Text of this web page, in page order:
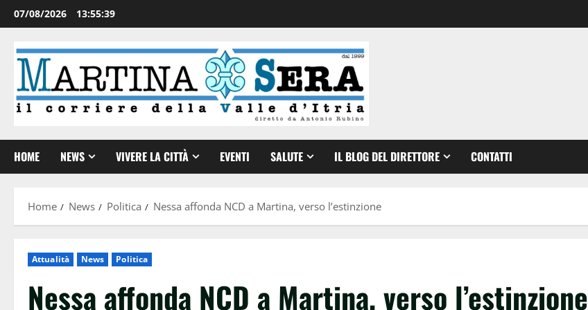
07/08/2026 13:55:40
HOME NEWS VIVERE LA CITTÀ EVENTI SALUTE IL BLOG DEL DIRETTORE CONTATTI
Home News Politica Nessa affonda NCD a Martina, verso l’estinzione
Attualità News Politica
Nessa affonda NCD a Martina, verso l’estinzione